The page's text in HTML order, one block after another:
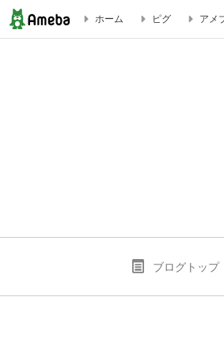
ホーム ピグ アメ
ブログトップ